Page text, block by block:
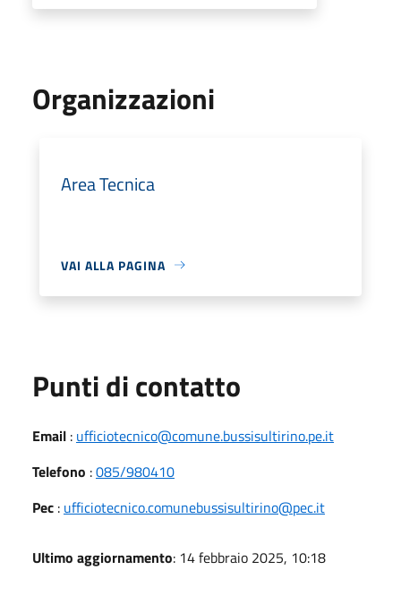
Organizzazioni
Area Tecnica
VAI ALLA PAGINA
Punti di contatto
Email : ufficiotecnico@comune.bussisultirino.pe.it
Telefono :085/980410
Pec : ufficiotecnico.comunebussisultirino@pec.it
Ultimo aggiornamento: 14 febbraio 2025, 10:18